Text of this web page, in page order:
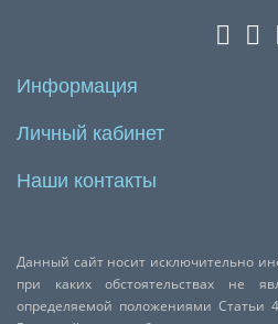
Информация
Личный кабинет
Наши контакты
Данный сайт носит исключительно
при каких обстоятельствах не
определяемой положениями Статьи